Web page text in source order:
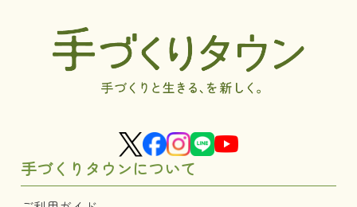
手づくりタウンについて